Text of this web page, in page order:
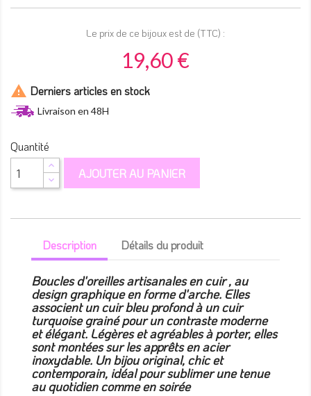
Le prix de ce bijoux est de (TTC) :
19,60 €
 Derniers articles en stock
Livraison en 48H
Quantité
AJOUTER AU PANIER
Description Détails du produit
Boucles d'oreilles artisanales en cuir , au
design graphique en forme d'arche. Elles
associent un cuir bleu profond à un cuir
turquoise grainé pour un contraste moderne
et élégant. Légères et agréables à porter, elles
sont montées sur les apprêts en acier
inoxydable. Un bijou original, chic et
contemporain, idéal pour sublimer une tenue
au quotidien comme en soirée